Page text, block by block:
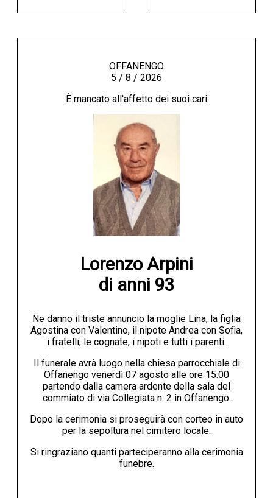
OFFANENGO
5 / 8 / 2026
È mancato all'affetto dei suoi cari
Lorenzo Arpini
di anni 93
Ne danno il triste annuncio la moglie Lina, la figlia
Agostina con Valentino, il nipote Andrea con Sofia,
i fratelli, le cognate, i nipoti e tutti i parenti.
Il funerale avrà luogo nella chiesa parrocchiale di
Offanengo venerdì 07 agosto alle ore 15:00
partendo dalla camera ardente della sala del
commiato di via Collegiata n. 2 in Offanengo.
Dopo la cerimonia si proseguirà con corteo in auto
per la sepoltura nel cimitero locale.
Si ringraziano quanti parteciperanno alla cerimonia
funebre.